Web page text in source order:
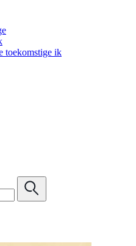
toekomstige ik